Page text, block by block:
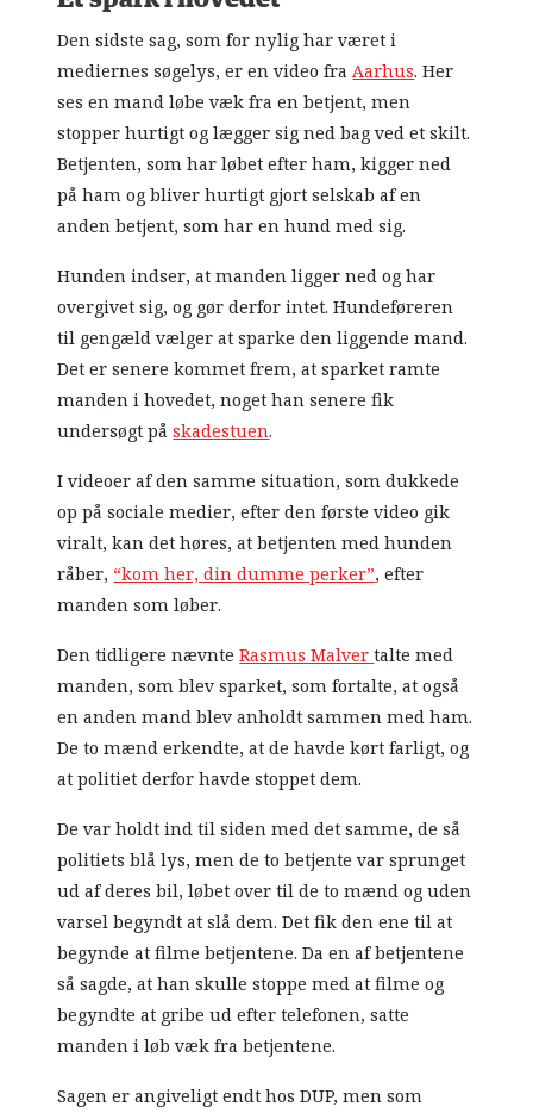
Den sidste sag, som for nylig har været i
mediernes søgelys, er en video fraAarhus. Her
ses en mand løbe væk fra en betjent, men
stopper hurtigt og lægger sig ned bag ved et skilt.
Betjenten, som har løbet efter ham, kigger ned
på ham og bliver hurtigt gjort selskab af en
anden betjent, som har en hund med sig.
Hunden indser, at manden ligger ned og har
overgivet sig, og gør derfor intet. Hundeføreren
til gengæld vælger at sparke den liggende mand.
Det er senere kommet frem, at sparket ramte
manden i hovedet, noget han senere fik
undersøgt påskadestuen.
I videoer af den samme situation, som dukkede
op på sociale medier, efter den første video gik
viralt, kan det høres, at betjenten med hunden
råber, “kom her, din dumme perker”, efter
manden som løber.
Den tidligere nævnteRasmus Malvertalte med
manden, som blev sparket, som fortalte, at også
en anden mand blev anholdt sammen med ham.
De to mænd erkendte, at de havde kørt farligt, og
at politiet derfor havde stoppet dem.
De var holdt ind til siden med det samme, de så
politiets blå lys, men de to betjente var sprunget
ud af deres bil, løbet over til de to mænd og uden
varsel begyndt at slå dem. Det fik den ene til at
begynde at filme betjentene. Da en af betjentene
så sagde, at han skulle stoppe med at filme og
begyndte at gribe ud efter telefonen, satte
manden i løb væk fra betjentene.
Sagen er angiveligt endt hos DUP, men som